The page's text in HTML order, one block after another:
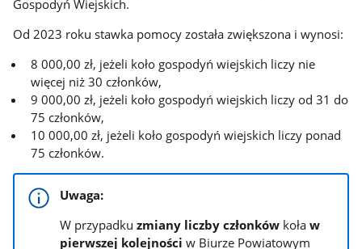
Gospodyń Wiejskich.
Od 2023 roku stawka pomocy została zwiększona i wynosi:
8 000,00 zł, jeżeli koło gospodyń wiejskich liczy nie
więcej niż 30 członków,
9 000,00 zł, jeżeli koło gospodyń wiejskich liczy od 31 do
75 członków,
10 000,00 zł, jeżeli koło gospodyń wiejskich liczy ponad
75 członków.
Uwaga:
W przypadkuzmiany liczby członków koła w
pierwszej kolejności w Biurze Powiatowym